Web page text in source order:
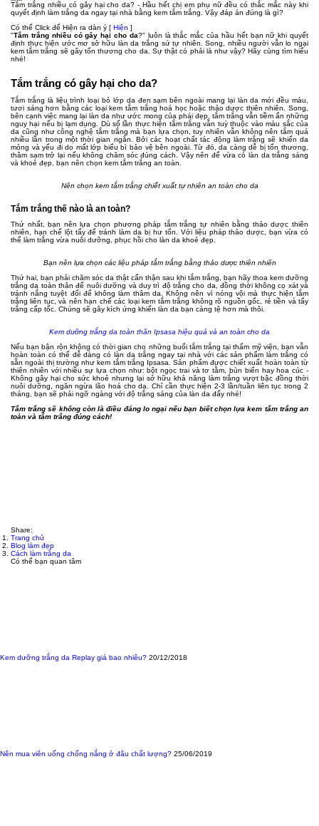
Tắm trắng nhiều có gây hại cho da? - Hầu hết chị em phụ nữ đều có thắc mắc này khi
quyết định làm trắng da ngay tại nhà bằng kem tắm trắng. Vậy đáp án đúng là gì?
Có thể Click để Hiện ra dàn ý [ Hiện ]
"Tắm trắng nhiều có gây hại cho da?" luôn là thắc mắc của hầu hết bạn nữ khi quyết
định thực hiện ước mơ sở hữu làn da trắng sứ tự nhiên. Song, nhiều người vẫn lo ngại
kem tắm trắng sẽ gây tổn thương cho da. Sự thật có phải là như vậy? Hãy cùng tìm hiểu
nhé!
Tắm trắng có gây hại cho da?
Tắm trắng là liệu trình loại bỏ lớp da đen sạm bên ngoài mang lại làn da mới đều màu,
tươi sáng hơn bằng các loại kem tắm trắng hoá học hoặc thảo dược thiên nhiên. Song,
bên cạnh việc mang lại làn da như ước mong của phái đẹp, tắm trắng vẫn tiềm ẩn những
nguy hại nếu bị lạm dụng. Dù số lần thực hiện tắm trắng vẫn tuỳ thuộc vào màu sắc của
da cũng như công nghệ tắm trắng mà bạn lựa chọn, tuy nhiên vẫn không nên tắm quá
nhiều lần trong một thời gian ngắn. Bởi các hoạt chất tác động làm trắng sẽ khiến da
mỏng và yếu đi do mất lớp biểu bì bảo vệ bên ngoài. Từ đó, da càng dễ bị tổn thương,
thâm sạm trở lại nếu không chăm sóc đúng cách. Vậy nên để vừa có làn da trắng sáng
và khoẻ đẹp, bạn nên chọn kem tắm trắng an toàn.
Nên chọn kem tắm trắng chiết xuất tự nhiên an toàn cho da
Tắm trắng thế nào là an toàn?
Thứ nhất, bạn nên lựa chọn phương pháp tắm trắng tự nhiên bằng thảo dược thiên
nhiên, hạn chế lột tẩy để tránh làm da bị hư tổn. Với liệu pháp thảo dược, bạn vừa có
thể làm trắng vừa nuôi dưỡng, phục hồi cho làn da khoẻ đẹp.
Bạn nên lựa chọn các liệu pháp tắm trắng bằng thảo dược thiên nhiên
Thứ hai, bạn phải chăm sóc da thật cẩn thận sau khi tắm trắng, bạn hãy thoa kem dưỡng
trắng da toàn thân để nuôi dưỡng và duy trì độ trắng cho da, đồng thời không cọ xát và
tránh nắng tuyệt đối để không làm thâm da. Không nên vì nóng vội mà thực hiện tắm
trắng liên tục, và nên hạn chế các loại kem tắm trắng không rõ nguồn gốc, rẻ tiền và tẩy
trắng cấp tốc. Chúng sẽ gây kích ứng khiến làn da bạn càng tệ hơn mà thôi.
Kem dưỡng trắng da toàn thân Ipsasa hiệu quả và an toàn cho da
Nếu bạn bận rộn không có thời gian cho những buổi tắm trắng tại thẩm mỹ viện, bạn vẫn
hoàn toàn có thể dễ dàng có làn da trắng ngay tại nhà với các sản phẩm làm trắng có
sẵn ngoài thị trường như kem tắm trắng Ipsasa. Sản phẩm được chiết xuất hoàn toàn từ
thiên nhiên với nhiều sự lựa chọn như: bột ngọc trai và tơ tằm, bùn biển hay hoa cúc -
Không gây hại cho sức khoẻ nhưng lại sở hữu khả năng làm trắng vượt bậc đồng thời
nuôi dưỡng, ngăn ngừa lão hoá cho da. Chỉ cần thực hiện 2-3 lần/tuần liên tục trong 2
tháng, bạn sẽ phải ngỡ ngàng với độ trắng sáng của làn da đấy nhé!
Tắm trắng sẽ không còn là điều đáng lo ngại nếu bạn biết chọn lựa kem tắm trắng an
toàn và tắm trắng đúng cách!
Share:
Trang chủ
Blog làm đẹp
Cách làm trắng da
Có thể bạn quan tâm
Kem dưỡng trắng da Replay giá bao nhiêu? 20/12/2018
Nên mua viên uống chống nắng ở đâu chất lượng? 25/06/2019